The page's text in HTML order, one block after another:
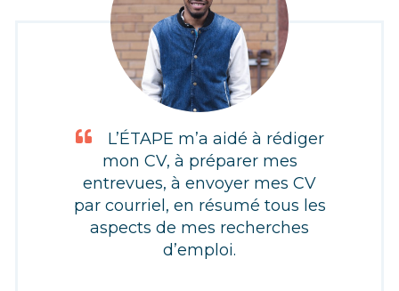
L’ÉTAPE m’a aidé à rédiger
mon CV, à préparer mes
entrevues, à envoyer mes CV
par courriel, en résumé tous les
aspects de mes recherches
d’emploi.